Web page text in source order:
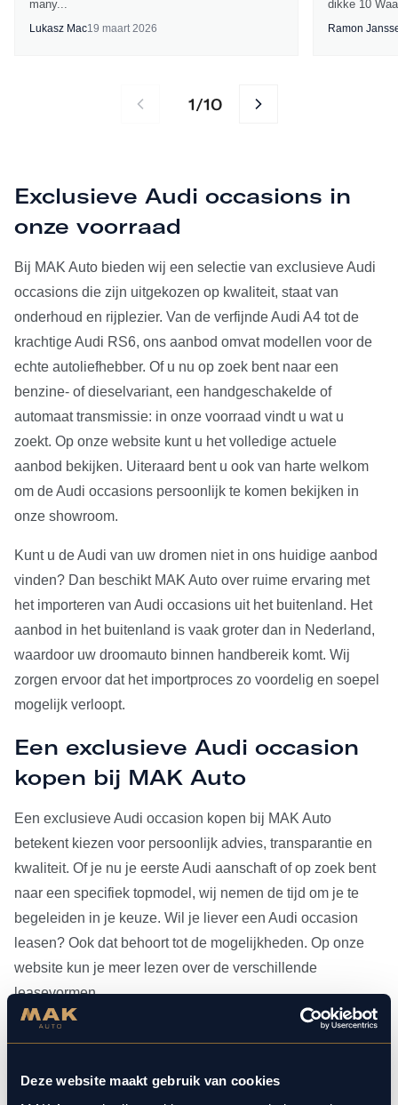
Deze website maakt gebruik van cookies
many...
Lukasz Mac19 maart 2026
dikke 10
Ramon
1/10
Exclusieve Audi occasions in
onze voorraad
Bij MAK Auto bieden wij een selectie van exclusieve Audi
occasions die zijn uitgekozen op kwaliteit, staat van
onderhoud en rijplezier. Van de verfijnde Audi A4 tot de
krachtige Audi RS6, ons aanbod omvat modellen voor de
echte autoliefhebber. Of u nu op zoek bent naar een
benzine- of dieselvariant, een handgeschakelde of
automaat transmissie: in onze voorraad vindt u wat u
zoekt. Op onze website kunt u het volledige actuele
aanbod bekijken. Uiteraard bent u ook van harte welkom
om de Audi occasions persoonlijk te komen bekijken in
onze showroom.
Kunt u de Audi van uw dromen niet in ons huidige aanbod
vinden? Dan beschikt MAK Auto over ruime ervaring met
het importeren van Audi occasions uit het buitenland. Het
aanbod in het buitenland is vaak groter dan in Nederland,
waardoor uw droomauto binnen handbereik komt. Wij
zorgen ervoor dat het importproces zo voordelig en soepel
mogelijk verloopt.
Een exclusieve Audi occasion
kopen bij MAK Auto
Een exclusieve Audi occasion kopen bij MAK Auto
betekent kiezen voor persoonlijk advies, transparantie en
kwaliteit. Of je nu je eerste Audi aanschaft of op zoek bent
naar een specifiek topmodel, wij nemen de tijd om je te
begeleiden in je keuze. Wil je liever een Audi occasion
leasen? Ook dat behoort tot de mogelijkheden. Op onze
website kun je meer lezen over de verschillende
leasevormen.
Heb je je Audi occasion eenmaal gevonden, dan kun je
aangesloten bij Bosch Car Service, beschikken onze